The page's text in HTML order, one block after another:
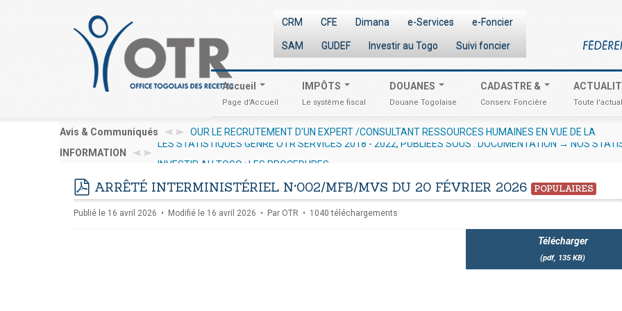
CRM CFE Dimana e-Services e-Foncier
SAM GUDEF Investir au Togo Suivi foncier
Accueil
Page d'Accueil
IMPÔTS
Le système fiscal
DOUANES
Douane Togolaise
CADASTRE &
Conserv. Foncière Toute
Avis & Communiqués
RESSOURCES HUMAINES EN VUE DE LA AVIS AUX OPÉRATEURS ÉCONOMIQUES N° 012/2026/OTR/CG/CDDI
INFORMATION
LES STATISTIQUES GENRE OTR SERVICES 2018 - 2022, PUBLIEES SOUS : DOCUMENTATION → NOS
pdf
ARRÊTÉ INTERMINISTÉRIEL N°002/MFB/MVS DU 20 FÉVRIER 2026 POPULAIRES
Publié le 16 avril 2026 Modifié le 16 avril 2026 Par OTR 1040 téléchargements
Télécharger
(pdf, 135 KB)